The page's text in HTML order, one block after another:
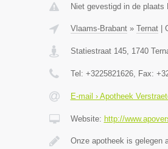
Niet gevestigd in de plaats
Vlaams-Brabant» Ternat|
Statiestraat 145, 1740
Tel: +3225821626, Fax:
E-mail › Apotheek
Website: http://
Onze apotheek is gelegen